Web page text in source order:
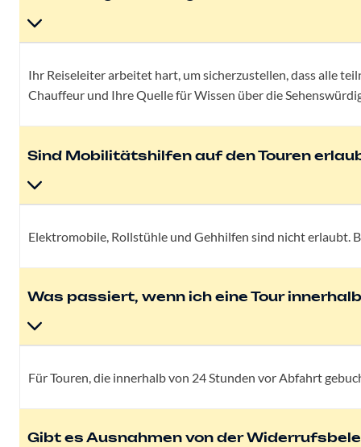
Ihr Reiseleiter arbeitet hart, um sicherzustellen, dass alle
Chauffeur und Ihre Quelle für Wissen über die
Sind Mobilitätshilfen auf den Touren
Elektromobile, Rollstühle und Gehhilfen sind nicht erlaubt.
Was passiert, wenn ich eine Tour
Für Touren, die innerhalb von 24 Stunden vor Abfahrt
Gibt es Ausnahmen von der